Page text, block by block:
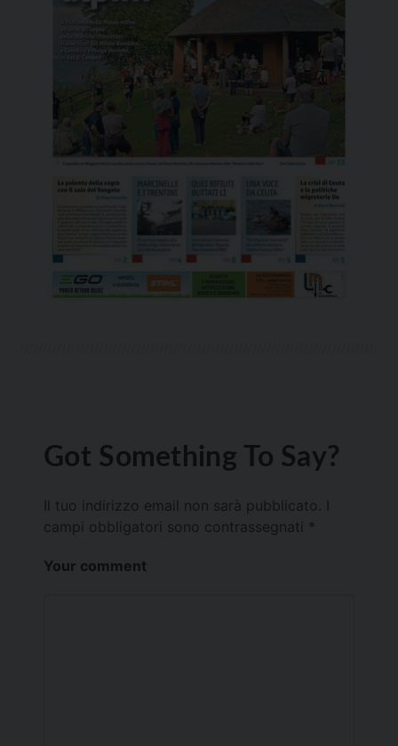
Got Something To Say?
Il tuo indirizzo email non sarà pubblicato.
campi obbligatori sono contrassegnati *
Your comment